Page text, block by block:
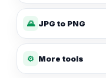
🌄 JPG to PNG
⚙️ More tools